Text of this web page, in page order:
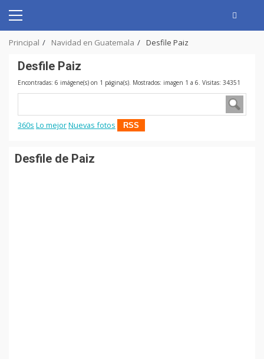
content
Primary
Principal Navidad en Guatemala Desfile Paiz
Desfile Paiz
Encontradas: 6 imágene(s) on 1 página(s). Mostrados: imagen 1 a 6. Visitas: 34351
360s Lo mejorNuevas fotos RSS
Desfile de Paiz